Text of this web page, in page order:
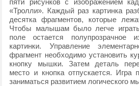
пяти рисунков с изображением
«Тролли». Каждый раз картинка
десятка фрагментов, которые
Чтобы малышам было легче
поле остается полупрозрачное
картинки. Управление
фрагмент необходимо установить
кнопку мышки. Затем деталь
место и кнопка отпускается. Игра
заниматься развитием логического